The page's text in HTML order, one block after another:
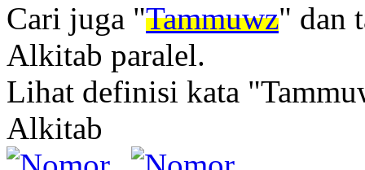
Cari juga "Tammuwz" dan
Alkitab paralel.
Lihat definisi kata
Alkitab